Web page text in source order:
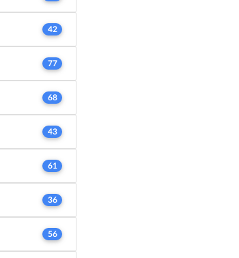
42
77
68
43
61
36
56